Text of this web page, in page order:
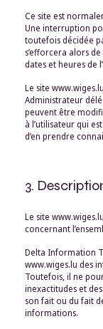
Ce site est
Une interruption
toutefois décidée
s’efforcera alors
dates et heures de
Le site
Administrateur
peuvent être
à l’utilisateur qui
d’en prendre
3.
Le site
concernant
Delta Information
www.wiges.lu des
Toutefois, il ne
inexactitudes et
son fait ou du fait
informations.